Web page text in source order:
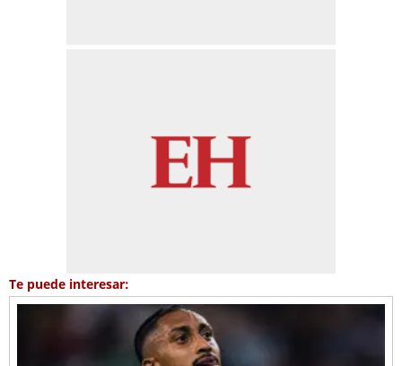
Te puede interesar: